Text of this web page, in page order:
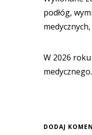
podłóg,
W 2026
medycznego.
DODAJ